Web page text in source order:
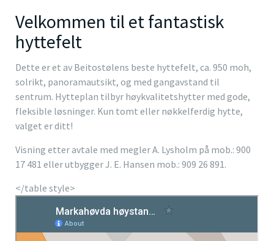
Velkommen til et fantastisk
hyttefelt
Dette er et av Beitostølens beste hyttefelt, ca. 950 moh,
solrikt, panoramautsikt, og med gangavstand til
sentrum. Hytteplan tilbyr høykvalitetshytter med gode,
fleksible løsninger. Kun tomt eller nøkkelferdig hytte,
valget er ditt!
Visning etter avtale med megler A. Lysholm på mob.: 900
17 481 eller utbygger J. E. Hansen mob.: 909 26 891.
</table style>